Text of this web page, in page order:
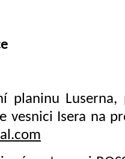
planinu Luserna,
vesnici Isera na